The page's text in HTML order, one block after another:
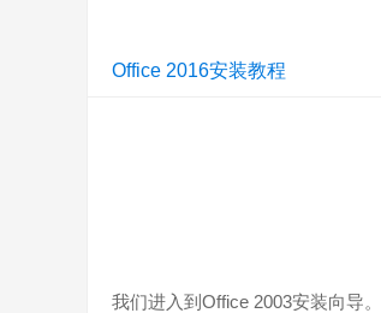
Office 2016安装教程
我们进入到Office 2003安装向导